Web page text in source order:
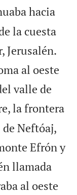
hacia
la cuesta
Jerusalén.
al oeste
valle de
la frontera
Neftóaj,
Efrón y
llamada
al oeste